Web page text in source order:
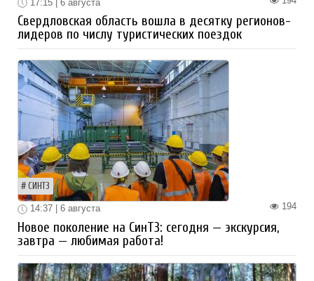
17:15 | 6 августа
Свердловская область вошла в десятку регионов-
лидеров по числу туристических поездок
СИНТЗ
194
14:37 | 6 августа
Новое поколение на СинТЗ: сегодня — экскурсия,
завтра — любимая работа!